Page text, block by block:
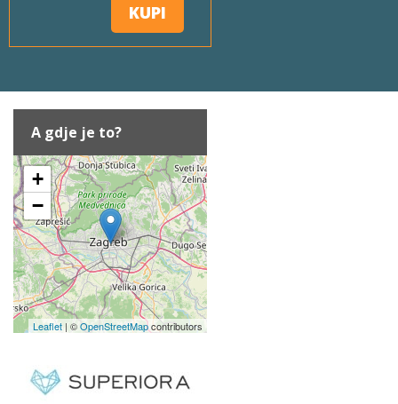
KUPI
A gdje je to?
+
−
Leaflet | ©OpenStreetMapcontributors